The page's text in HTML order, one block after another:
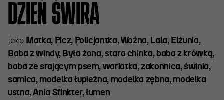
DZIEŃ ŚWIRA
jako Matka, Picz, Policjantka, Woźna, Lala, Elżunia,
Baba z windy, Była żona, stara chinka, baba z krówką,
baba ze srającym psem, wariatka, zakonnica, świnia,
samica, modelka łupieżna, modelka zębna, modelka
ustna, Ania Sfinkter, łumen